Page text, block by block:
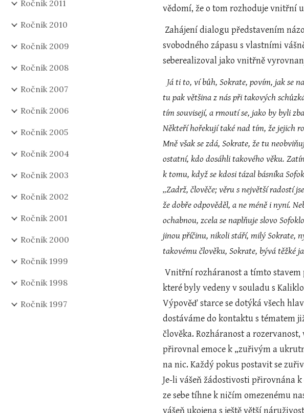
Ročník 2011
Ročník 2010
Ročník 2009
Ročník 2008
Ročník 2007
Ročník 2006
Ročník 2005
Ročník 2004
Ročník 2003
Ročník 2002
Ročník 2001
Ročník 2000
Ročník 1999
Ročník 1998
Ročník 1997
vědomí, že o tom rozhoduje vnitřní
svobodného zápasu s vlastními
seberealizoval jako vnitřně
Já ti to, ví bůh, Sokrate, povím, jak se
tu pak většina z nás při takových
tím souvisejí, a rmoutí se, jako by byli
Někteří hořekují také nad tím, že jejich
Mně však se zdá, Sokrate, že tu
ostatní, kdo dosáhli takového věku.
k tomu, když se kdosi tázal básníka
„Zadrž, člověče; věru s největší radostí
že dobře odpověděl, a ne méně i nyní.
ochabnou, zcela se naplňuje slovo
jinou příčinu, nikoli stáří, milý Sokrate,
takovému člověku, Sokrate, bývá těžké
Vnitřní rozháranost a tímto stavem působená nespokojenost Kefalových vrstevníků je důsledkem jejich předcházejících životů,
které byly vedeny v souladu s
Výpověď starce se dotýká všech
dostáváme do kontaktu s tématem
člověka. Rozháranost a
přirovnal emoce k „zuřivým a
na nic. Každý pokus postavit se
Je-li vášeň žádostivosti přirovnána
ze sebe tíhne k ničím omezenému
vášeň ukojena s ještě větší